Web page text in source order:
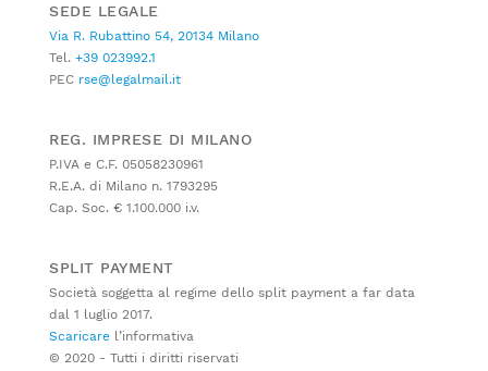
SEDE LEGALE
Via R. Rubattino 54, 20134 Milano
Tel. +39 023992.1
PEC rse@legalmail.it
REG. IMPRESE DI MILANO
P.IVA e C.F. 05058230961
R.E.A. di Milano n. 1793295
Cap. Soc. € 1.100.000 i.v.
SPLIT PAYMENT
Società soggetta al regime dello split payment a far data
dal 1 luglio 2017.
Scaricare l’informativa
© 2020 - Tutti i diritti riservati